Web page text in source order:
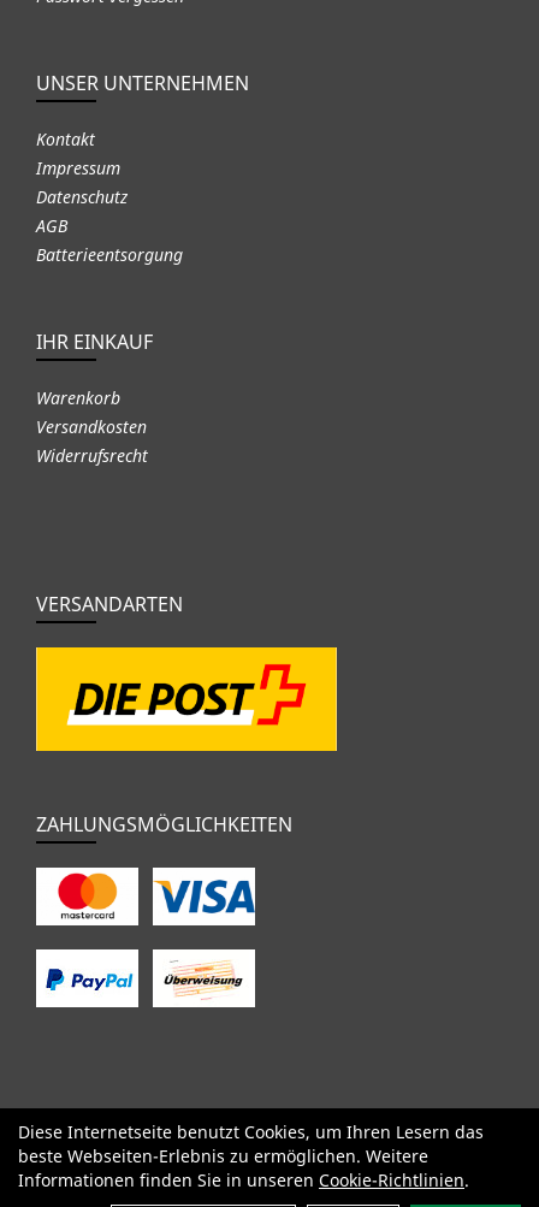
UNSER UNTERNEHMEN
Kontakt
Impressum
Datenschutz
AGB
Batterieentsorgung
IHR EINKAUF
Warenkorb
Versandkosten
Widerrufsrecht
VERSANDARTEN
ZAHLUNGSMÖGLICHKEITEN
SALE Specialized Factor Cervélo BMC Orbea
Yeti
Pinarello
OPEN Kids / BMX Komponenten
Bekleidung
Zubehör
Sale
Diese Internetseite benutzt Cookies, um Ihren Lesern das
beste Webseiten-Erlebnis zu ermöglichen. Weitere
Informationen finden Sie in unseren Cookie-Richtlinien.